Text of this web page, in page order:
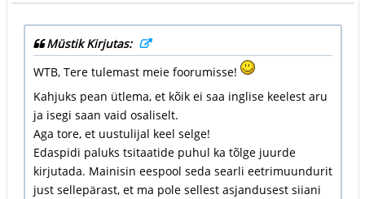
Müstik Kirjutas:
WTB, Tere tulemast meie foorumisse!
Kahjuks pean ütlema, et kõik ei saa inglise keelest aru
ja isegi saan vaid osaliselt.
Aga tore, et uustulijal keel selge!
Edaspidi paluks tsitaatide puhul ka tõlge juurde
kirjutada. Mainisin eespool seda searli eetrimuundurit
just sellepärast, et ma pole sellest asjandusest siiani